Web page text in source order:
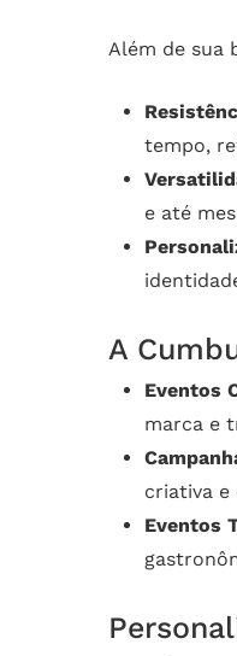
Além de sua
tempo,
e até
A
Eventos
marca e
criativa e
Eventos